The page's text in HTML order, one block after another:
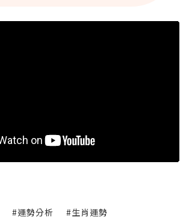
#運勢分析 #生肖運勢